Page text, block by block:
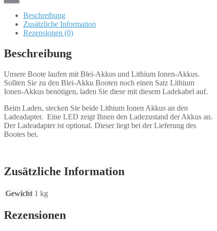
Beschreibung
Zusätzliche Information
Rezensionen (0)
Beschreibung
Unsere Boote laufen mit Blei-Akkus und Lithium Ionen-Akkus.
Sollten Sie zu den Blei-Akku Booten noch einen Satz Lithium
Ionen-Akkus benötigen, laden Sie diese mit diesem Ladekabel auf.
Beim Laden, stecken Sie beide Lithium Ionen Akkus an den
Ladeadapter. Eine LED zeigt Ihnen den Ladezustand der Akkus an.
Der Ladeadapter ist optional. Dieser liegt bei der Lieferung des
Bootes bei.
Zusätzliche Information
Gewicht 1 kg
Rezensionen